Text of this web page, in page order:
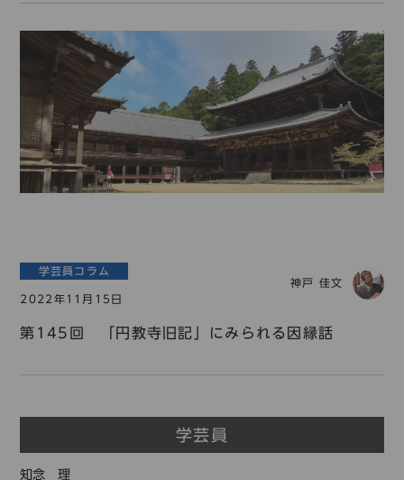
学芸員コラム
2022年11月15日
神戸 佳文
第145回 「円教寺旧記」にみられる因縁話
学芸員
知念 理